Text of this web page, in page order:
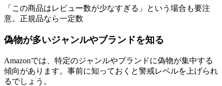
「この商品はレビュー数が少なすぎる」という場合も要注
意。正規品なら一定数
偽物が多いジャンルやブランドを知る
Amazonでは、特定のジャンルやブランドに偽物が集中する
傾向があります。事前に知っておくと警戒レベルを上げられ
るでしょう。